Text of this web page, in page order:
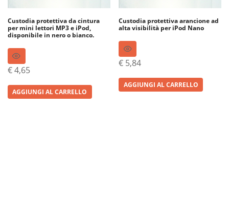
Custodia protettiva da cintura
per mini lettori MP3 e iPod,
disponibile in nero o bianco.
€4,65
AGGIUNGI AL CARRELLO
Custodia protettiva arancione ad
alta visibilità per iPod Nano
€ 5,84
AGGIUNGI AL CARRELLO